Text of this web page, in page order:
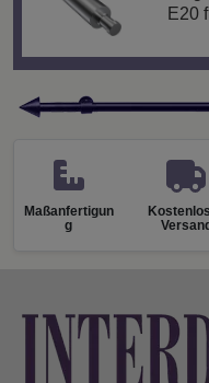
E20
Maßanfertigun
g